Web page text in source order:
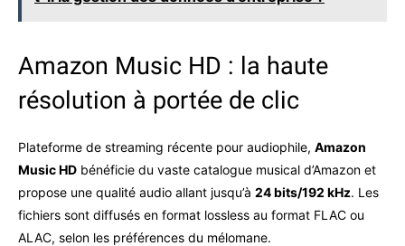
Amazon Music HD : la haute
résolution à portée de clic
Plateforme de streaming récente pour audiophile, Amazon
Music HD bénéficie du vaste catalogue musical d’Amazon et
propose une qualité audio allant jusqu’à 24 bits/192 kHz. Les
fichiers sont diffusés en format lossless au format FLAC ou
ALAC, selon les préférences du mélomane.